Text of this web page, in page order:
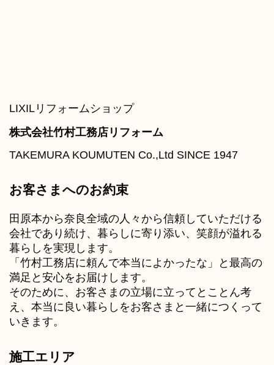
LIXILリフォームショップ
株式会社竹村工務店リフォーム
TAKEMURA KOUMUTEN Co.,Ltd SINCE 1947
お客さまへのお約束
田原本から奈良全域の人々から信頼していただける
会社であり続け、暮らしに寄り添い、笑顔が溢れる
暮らしを実現します。
「竹村工務店に頼んで本当によかったな」と最高の
満足と安心をお届けします。
そのために、お客さまの立場に立ってとことん考
え、本当に良い暮らしをお客さまと一緒につくって
いきます。
施工エリア